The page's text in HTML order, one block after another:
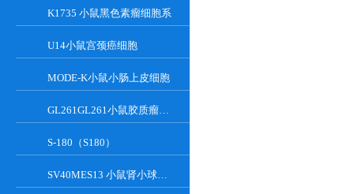
K1735 小鼠黑色素瘤细胞系
U14小鼠宫颈癌细胞
MODE-K小鼠小肠上皮细胞
GL261GL261小鼠胶质瘤细胞
S-180（S180）
SV40MES13 小鼠肾小球系膜细胞